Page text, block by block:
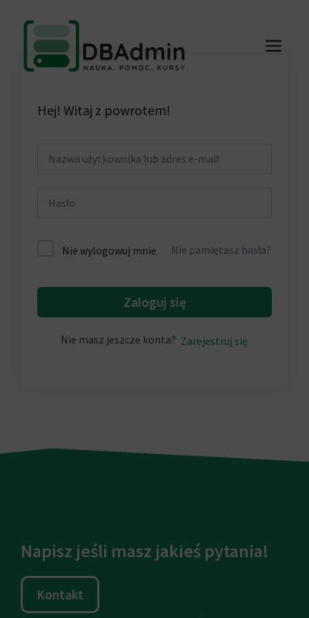
Hej! Witaj z powrotem!
Nie wylogowuj mnie Nie pamiętasz hasła?
Zaloguj się
Nie masz jeszcze konta? Zarejestruj się
Napisz jeśli masz jakieś pytania!
Kontakt